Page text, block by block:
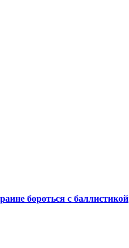
бороться с баллистикой